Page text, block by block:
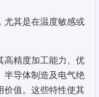
尤其是在温度敏感或
高精度加工能力、优
半导体制造及电气绝
价值。这些特性使其